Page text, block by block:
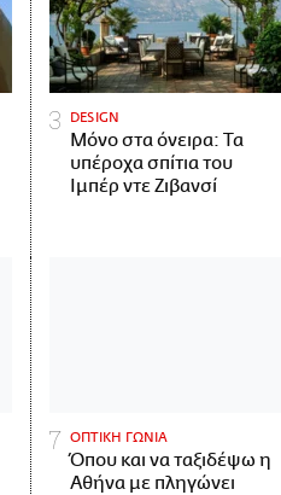
DESIGN
Μόνο στα όνειρα: Τα
υπέροχα σπίτια του
Ιμπέρ ντε Ζιβανσί
ΟΠΤΙΚΗ ΓΩΝΙΑ
Όπου και να ταξιδέψω η
Αθήνα με πληγώνει